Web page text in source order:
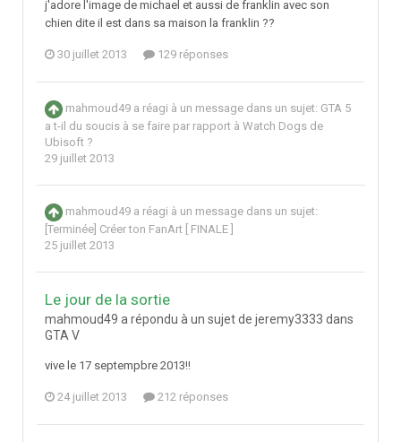
j'adore l'image de michael et aussi de franklin avec son
chien dite il est dans sa maison la franklin ??
30 juillet 2013 129 réponses
mahmoud49 a réagi à un message dans un sujet: GTA 5
a t-il du soucis à se faire par rapport à Watch Dogs de
Ubisoft ?
29 juillet 2013
mahmoud49 a réagi à un message dans un sujet:
[Terminée] Créer ton FanArt [ FINALE ]
25 juillet 2013
Le jour de la sortie
mahmoud49 a répondu à un sujet de jeremy3333 dans
GTA V
vive le 17 septempbre 2013!!
24 juillet 2013 212 réponses